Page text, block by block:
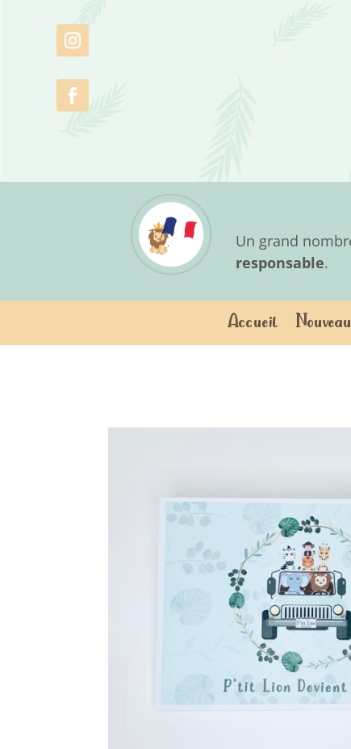
Un grand
responsable.
Accueil